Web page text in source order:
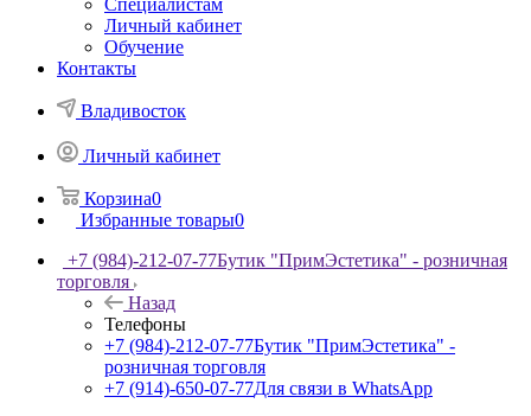
Специалистам
Личный кабинет
Обучение
Контакты
Владивосток
Личный кабинет
Корзина0
Избранные товары0
+7 (984)-212-07-77Бутик "ПримЭстетика" - розничная
торговля
Назад
Телефоны
+7 (984)-212-07-77Бутик "ПримЭстетика" -
розничная торговля
+7 (914)-650-07-77Для связи в WhatsApp